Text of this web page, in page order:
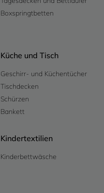
Boxspringtbetten
Küche und Tisch
Geschirr- und Küchentücher
Tischdecken
Schürzen
Bankett
Kindertextilien
Kinderbettwäsche